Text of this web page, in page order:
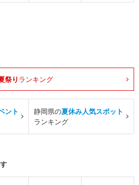
祭り ランキング
ント
静岡県の夏休み人気スポット
ランキング